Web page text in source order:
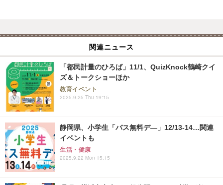
関連ニュース
「都民計量のひろば」11/1、QuizKnock鶴崎クイ
ズ＆トークショーほか
教育イベント
2025.9.25 Thu 19:15
静岡県、小学生「バス無料デ―」12/13-14…関連
イベントも
生活・健康
2025.9.22 Mon 15:15